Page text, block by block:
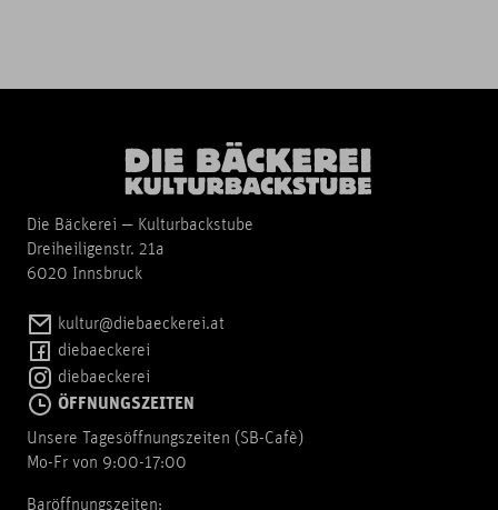
Die Bäckerei — Kulturbackstube
Dreiheiligenstr. 21a
6020 Innsbruck
kultur@diebaeckerei.at
diebaeckerei
diebaeckerei
ÖFFNUNGSZEITEN
Unsere Tagesöffnungszeiten (SB-Cafè)
Mo-Fr von 9:00-17:00
Baröffnungszeiten: